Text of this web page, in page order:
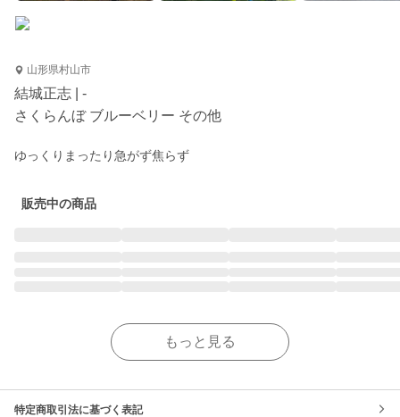
山形県村山市
結城正志 | -
さくらんぼ ブルーベリー その他
ゆっくりまったり急がず焦らず
販売中の商品
もっと見る
特定商取引法に基づく表記